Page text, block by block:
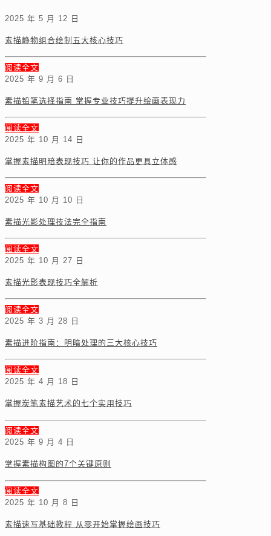
2025 年 5 月 12 日
素描静物组合绘制五大核心技巧
阅读全文
2025 年 9 月 6 日
素描铅笔选择指南 掌握专业技巧提升绘画表现力
阅读全文
2025 年 10 月 14 日
掌握素描明暗表现技巧 让你的作品更具立体感
阅读全文
2025 年 10 月 10 日
素描光影处理技法完全指南
阅读全文
2025 年 10 月 27 日
素描光影表现技巧全解析
阅读全文
2025 年 3 月 28 日
素描进阶指南：明暗处理的三大核心技巧
阅读全文
2025 年 4 月 18 日
掌握炭笔素描艺术的七个实用技巧
阅读全文
2025 年 9 月 4 日
掌握素描构图的7个关键原则
阅读全文
2025 年 10 月 8 日
素描速写基础教程 从零开始掌握绘画技巧